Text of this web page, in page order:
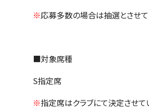
※応募多数の場合は抽選とさせて
■対象席種
S指定席
※指定席はクラブにて決定させて